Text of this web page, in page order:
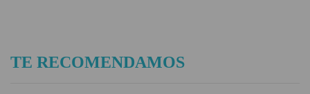
TE RECOMENDAMOS